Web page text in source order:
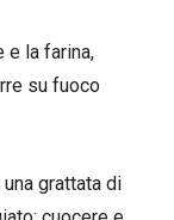
e la farina,
su fuoco
grattata di